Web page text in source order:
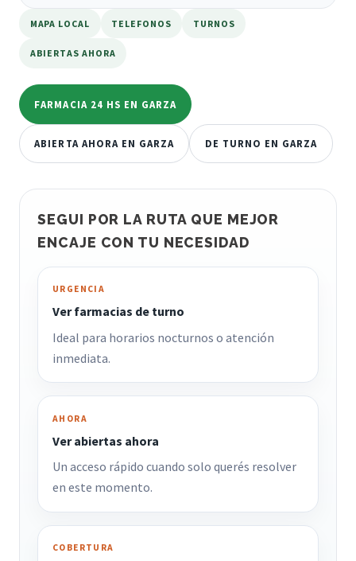
MAPA LOCAL TELEFONOS TURNOS
ABIERTAS AHORA
FARMACIA 24 HS EN GARZA
ABIERTA AHORA EN GARZA DE TURNO EN GARZA
SEGUI POR LA RUTA QUE MEJOR
ENCAJE CON TU NECESIDAD
URGENCIA
Ver farmacias de turno
Ideal para horarios nocturnos o atención
inmediata.
AHORA
Ver abiertas ahora
Un acceso rápido cuando solo querés resolver
en este momento.
COBERTURA